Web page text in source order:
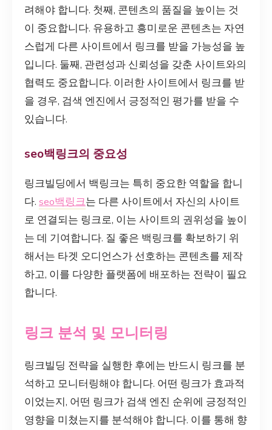
려해야 합니다. 첫째, 콘텐츠의 품질을 높이는 것
이 중요합니다. 유용하고 흥미로운 콘텐츠는 자연
스럽게 다른 사이트에서 링크를 받을 가능성을 높
입니다. 둘째, 관련성과 신뢰성을 갖춘 사이트와의
협력도 중요합니다. 이러한 사이트에서 링크를 받
을 경우, 검색 엔진에서 긍정적인 평가를 받을 수
있습니다.
seo백링크의 중요성
링크빌딩에서 백링크는 특히 중요한 역할을 합니
다. seo백링크는 다른 사이트에서 자신의 사이트
로 연결되는 링크로, 이는 사이트의 권위성을 높이
는 데 기여합니다. 질 좋은 백링크를 확보하기 위
해서는 타겟 오디언스가 선호하는 콘텐츠를 제작
하고, 이를 다양한 플랫폼에 배포하는 전략이 필요
합니다.
링크 분석 및 모니터링
링크빌딩 전략을 실행한 후에는 반드시 링크를 분
석하고 모니터링해야 합니다. 어떤 링크가 효과적
이었는지, 어떤 링크가 검색 엔진 순위에 긍정적인
영향을 미쳤는지를 분석해야 합니다. 이를 통해 향